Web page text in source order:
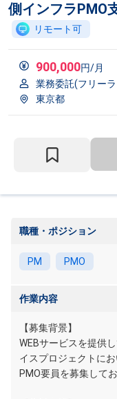
側インフラPMO
リモート可
900,000円/月
業務委託(フリー
東京都
職種・ポジション
PM PMO
作業内容
【募集背景】
WEBサービスを提供
イスプロジェクトに
PMO要員を募集してお